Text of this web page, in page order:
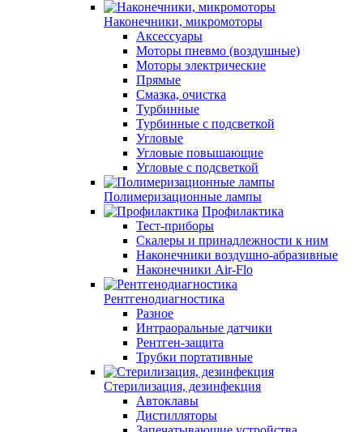
Наконечники, микромоторы
Аксессуары
Моторы пневмо (воздушные)
Моторы электрические
Прямые
Смазка, очистка
Турбинные
Турбинные с подсветкой
Угловые
Угловые повышающие
Угловые с подсветкой
Полимеризационные лампы
Профилактика
Тест-приборы
Скалеры и принадлежности к ним
Наконечники воздушно-абразивные
Наконечники Air-Flo
Рентгенодиагностика
Разное
Интраоральные датчики
Рентген-защита
Трубки портативные
Стерилизация, дезинфекция
Автоклавы
Дистилляторы